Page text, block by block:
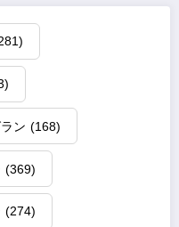
ン (168)
(369)
(274)